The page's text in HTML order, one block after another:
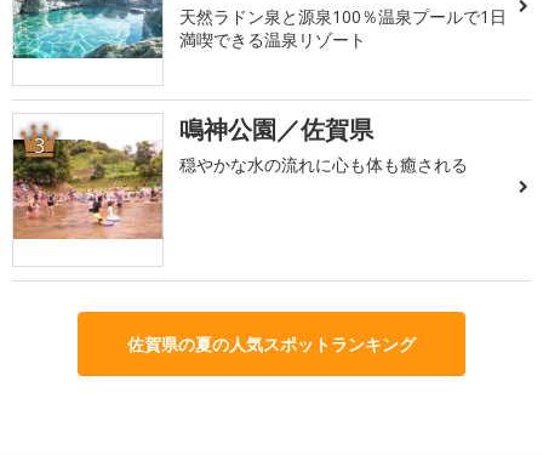
天然ラドン泉と源泉100％温泉プールで1日
満喫できる温泉リゾート
3 鳴神公園／佐賀県
穏やかな水の流れに心も体も癒される
佐賀県の夏の人気スポットランキング